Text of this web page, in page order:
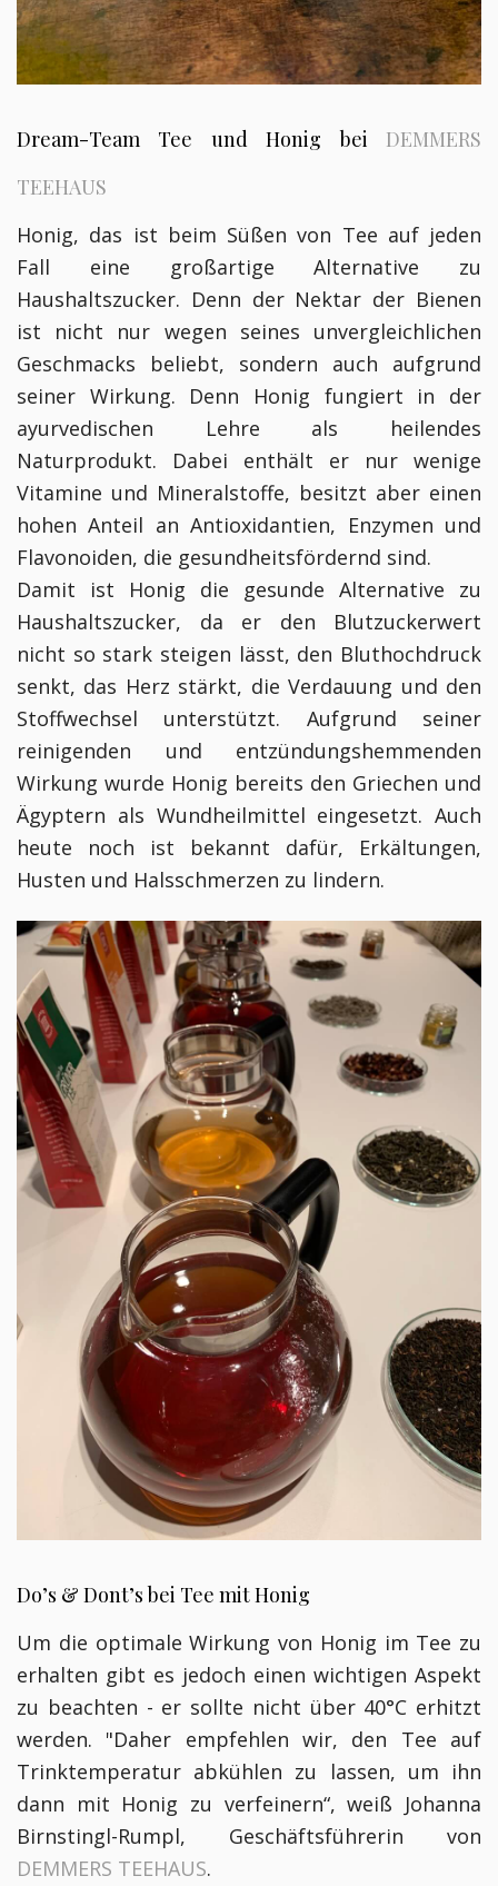
Dream-Team Tee und Honig bei DEMMERS
TEEHAUS
Honig, das ist beim Süßen von Tee auf jeden
Fall eine großartige Alternative zu
Haushaltszucker. Denn der Nektar der Bienen
ist nicht nur wegen seines unvergleichlichen
Geschmacks beliebt, sondern auch aufgrund
seiner Wirkung. Denn Honig fungiert in der
ayurvedischen Lehre als heilendes
Naturprodukt. Dabei enthält er nur wenige
Vitamine und Mineralstoffe, besitzt aber einen
hohen Anteil an Antioxidantien, Enzymen und
Flavonoiden, die gesundheitsfördernd sind.
Damit ist Honig die gesunde Alternative zu
Haushaltszucker, da er den Blutzuckerwert
nicht so stark steigen lässt, den Bluthochdruck
senkt, das Herz stärkt, die Verdauung und den
Stoffwechsel unterstützt. Aufgrund seiner
reinigenden und entzündungshemmenden
Wirkung wurde Honig bereits den Griechen und
Ägyptern als Wundheilmittel eingesetzt. Auch
heute noch ist bekannt dafür, Erkältungen,
Husten und Halsschmerzen zu lindern.
Do’s & Dont’s bei Tee mit Honig
Um die optimale Wirkung von Honig im Tee zu
erhalten gibt es jedoch einen wichtigen Aspekt
zu beachten - er sollte nicht über 40°C erhitzt
werden. "Daher empfehlen wir, den Tee auf
Trinktemperatur abkühlen zu lassen, um ihn
dann mit Honig zu verfeinern“, weiß Johanna
Birnstingl-Rumpl, Geschäftsführerin von
DEMMERS TEEHAUS.